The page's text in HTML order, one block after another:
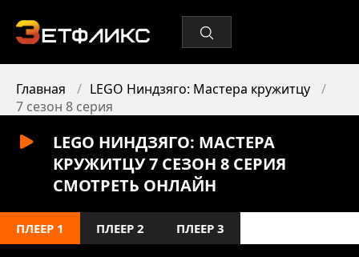
Главная
LEGO Ниндзяго: Мастера кружитцу
7 сезон 8 серия
LEGO НИНДЗЯГО: МАСТЕРА
КРУЖИТЦУ 7 СЕЗОН 8 СЕРИЯ
СМОТРЕТЬ ОНЛАЙН
ПЛЕЕР 1 ПЛЕЕР 2 ПЛЕЕР 3